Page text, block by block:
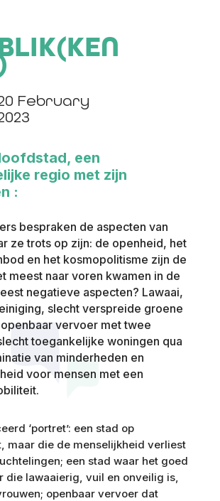
February
een
regio met zijn
:
bespraken de aspecten van
ze trots op zijn: de openheid, het
en het kosmopolitisme zijn de
meest naar voren kwamen in de
negatieve aspecten? Lawaai,
slecht verspreide groene
vervoer met twee
toegankelijke woningen qua
van minderheden en
voor mensen met een
‘portret’: een stad op
maar die de menselijkheid verliest
een stad waar het goed
die lawaaierig, vuil en onveilig is,
openbaar vervoer dat